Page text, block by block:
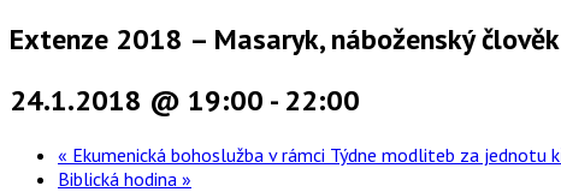
Extenze 2018 – Masaryk, náboženský
24.1.2018 @ 19:00 - 22:00
« Ekumenická bohoslužba v rámci Týdne modliteb za jednotu
Biblická hodina »